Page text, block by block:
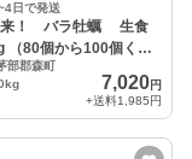
日で発送
来！ バラ牡蠣 生食
80個から100個くら
部郡森町
7,020円
+送料1,985円